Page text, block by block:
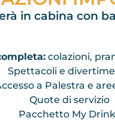
in cabina con
colazioni,
Spettacoli e
a Palestra e
Quote di servizio
Pacchetto My